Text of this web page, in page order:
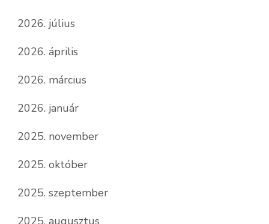
2026. július
2026. április
2026. március
2026. január
2025. november
2025. október
2025. szeptember